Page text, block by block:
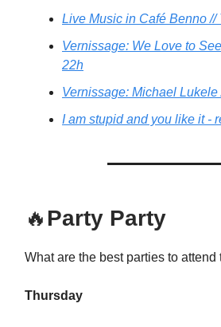
Live Music in Café Benno //
Vernissage: We Love to
22h
Vernissage: Michael Lukele
I am stupid and you like it -
🔥Party Party
What are the best parties to
Thursday